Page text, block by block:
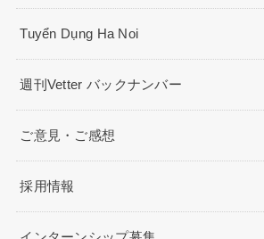
Tuyển Dụng Ha Noi
週刊Vetter バックナンバー
ご意見・ご感想
採用情報